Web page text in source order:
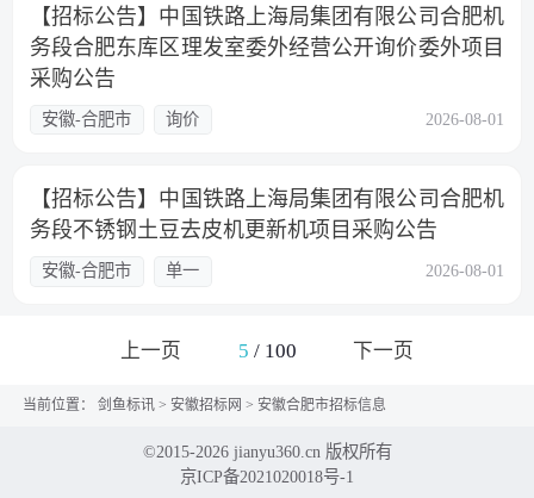
【招标公告】中国铁路上海局集团有限公司合肥机
务段合肥东库区理发室委外经营公开询价委外项目
采购公告
安徽-合肥市 询价 2026-08-01
【招标公告】中国铁路上海局集团有限公司合肥机
务段不锈钢土豆去皮机更新机项目采购公告
安徽-合肥市 单一 2026-08-01
上一页 5 / 100 下一页
当前位置： 剑鱼标讯 > 安徽招标网 > 安徽合肥市招标信息
©2015-2026 jianyu360.cn 版权所有
京ICP备2021020018号-1